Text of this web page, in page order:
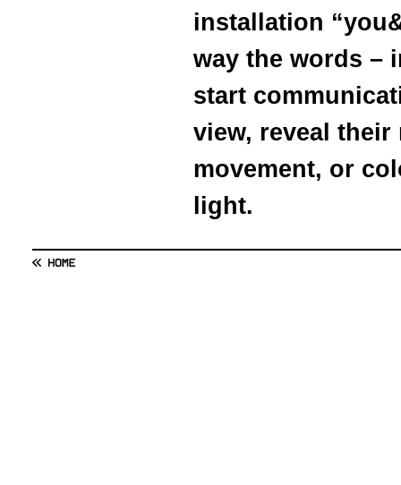
installation
way the words –
start
view, reveal
movement, or
light.